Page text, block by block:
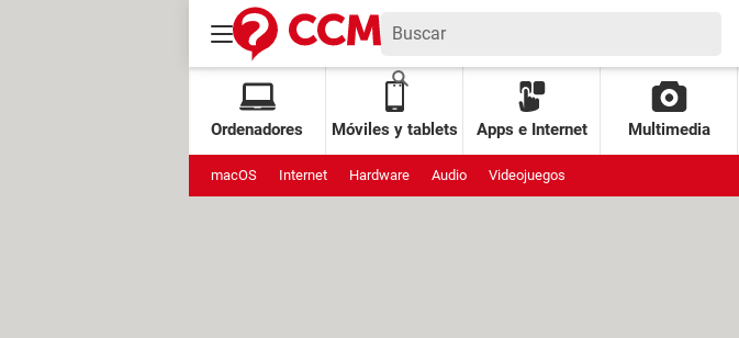
Ordenadores Móviles y tablets Apps e Internet Multimedia
macOS Internet Hardware Audio Videojuegos